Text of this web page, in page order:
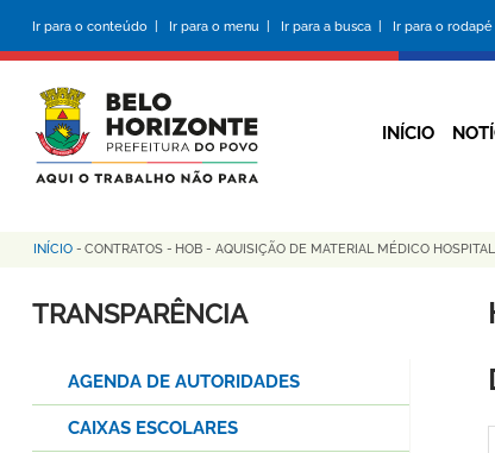
conteúdo
principal
Ir para o conteúdo | Ir para o menu | Ir para a busca | Ir para o
INÍCIO
Trilha
de
INÍCIO - CONTRATOS - HOB - AQUISIÇÃO DE MATERIAL MÉDICO
TRANSPARÊNCIA
AGENDA DE AUTORIDADES
CAIXAS ESCOLARES